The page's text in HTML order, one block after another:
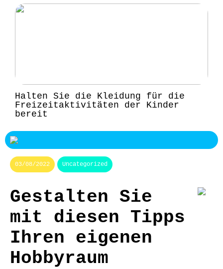
Halten Sie die Kleidung für die
Freizeitaktivitäten der Kinder
bereit
03/08/2022 Uncategorized
Gestalten Sie
mit diesen Tipps
Ihren eigenen
Hobbyraum